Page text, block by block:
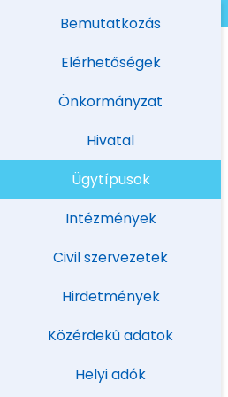
Bemutatkozás
Elérhetőségek
Önkormányzat
Hivatal
Ügytípusok
Intézmények
Civil szervezetek
Hirdetmények
Közérdekű adatok
Helyi adók